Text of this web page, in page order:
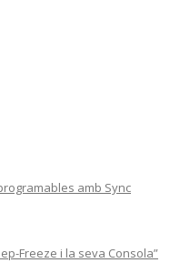
amb Sync
Freeze i la seva Consola”